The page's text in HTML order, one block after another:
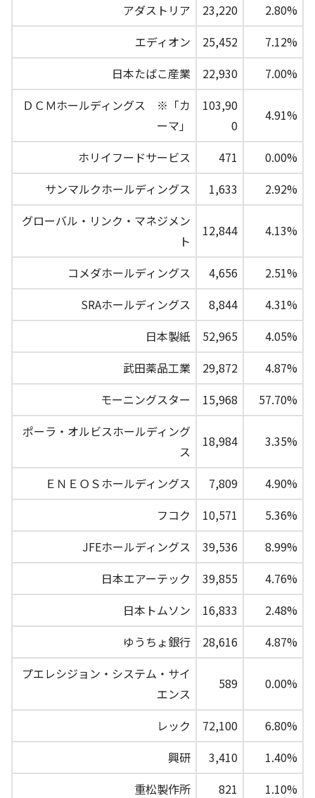
アダストリア
23,220
2.80%
エディオン
25,452
7.12%
日本たばこ産業
22,930
7.00%
ＤＣＭホールディングス ※「カ
ーマ」
103,90
0
4.91%
ホリイフードサービス 471
0.00%
サンマルクホールディングス
1,633
2.92%
グローバル・リンク・マネジメン
ト
12,844 4.13%
コメダホールディングス 4,656
2.51%
SRAホールディングス
8,844
4.31%
日本製紙
52,965
4.05%
武田薬品工業
29,872
4.87%
モーニングスター
15,968
57.70%
ポーラ・オルビスホールディング
ス
18,984 3.35%
ＥＮＥＯＳホールディングス 7,809
4.90%
フコク
10,571
5.36%
JFEホールディングス
39,536
8.99%
日本エアーテック
39,855
4.76%
日本トムソン
16,833
2.48%
ゆうちょ銀行
28,616
4.87%
プエレシジョン・システム・サイ
エンス
589 0.00%
レック 72,100
6.80%
興研
3,410
1.40%
重松製作所
821
1.10%